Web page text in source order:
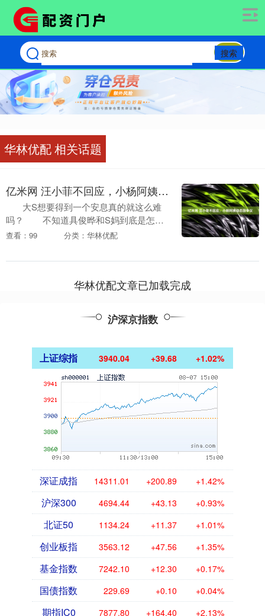
搜索
华林优配 相关话题
亿米网 汪小菲不回应，小杨阿姨动态回争议
大S想要得到一个安息真的就这么难
吗？ 不知道具俊晔和S妈到底是怎么
想的，本来一切的事情眼看就要过
查看：99 分类：华林优配
华林优配文章已加载完成
沪深京指数
上证综指 3940.04 +39.68 +1.02%
深证成指 14311.01 +200.89 +1.42%
沪深300 4694.44 +43.13 +0.93%
北证50 1134.24 +11.37 +1.01%
创业板指 3563.12 +47.56 +1.35%
基金指数 7242.10 +12.30 +0.17%
国债指数 229.69 +0.10 +0.04%
期指IC0 7877.80 +164.40 +2.13%